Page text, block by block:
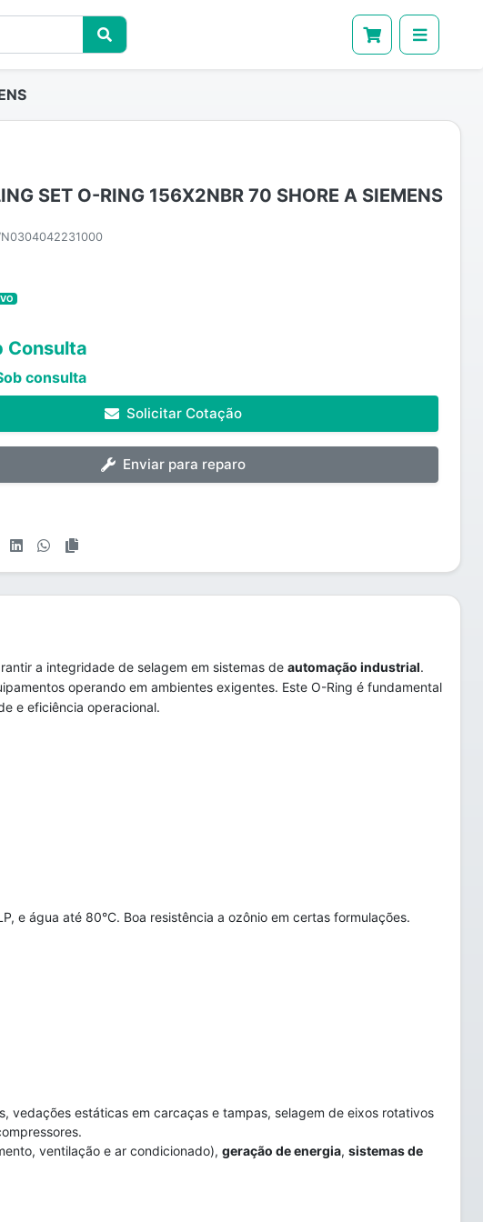
SET O-RING 156X2NBR 70 SHORE A SIEMENS
Consulta
consulta
Solicitar Cotação
Enviar para reparo
a integridade de selagem em sistemas de automação industrial.
operando em ambientes exigentes. Este O-Ring é fundamental
e eficiência operacional.
e água até 80°C. Boa resistência a ozônio em certas formulações.
vedações estáticas em carcaças e tampas, selagem de eixos rotativos
ventilação e ar condicionado), geração de energia, sistemas de